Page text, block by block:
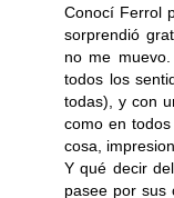
Conocí Ferrol
sorprendió
no me
todos los
todas), y con
como en
cosa,
Y qué decir
pasee por sus